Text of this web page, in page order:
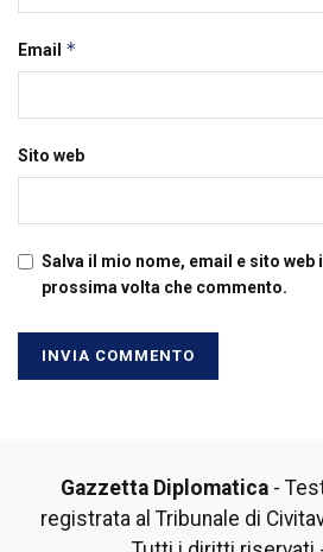
Email *
Sito web
Salva il mio nome, email e sito
prossima volta che commento.
Gazzetta Diplomatica-
registrata al Tribunale di